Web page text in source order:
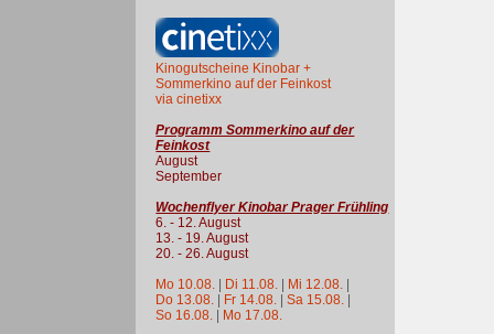
Kinogutscheine Kinobar +
Sommerkino auf der Feinkost
via cinetixx
Programm Sommerkino auf der
Feinkost
August
September
Wochenflyer Kinobar Prager Frühling
6. - 12. August
13. - 19. August
20. - 26. August
Mo 10.08. | Di 11.08. | Mi 12.08. |
Do 13.08. | Fr 14.08. |Sa 15.08. |
So 16.08. | Mo 17.08.